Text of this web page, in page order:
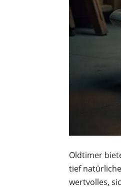
Oldtimer
tief
wertvolles,